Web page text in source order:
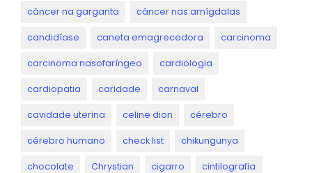
câncer na garganta câncer nas amígdalas
candidíase caneta emagrecedora carcinoma
carcinoma nasofaríngeo cardiologia
cardiopatia caridade carnaval
cavidade uterina celine dion cérebro
cérebro humano check list chikungunya
chocolate Chrystian cigarro cintilografia